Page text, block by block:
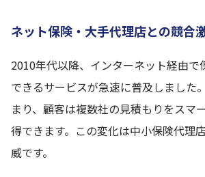
ネット保険・大手代理店との競合
2010年代以降、インターネット経由で
できるサービスが急速に普及しました
まり、顧客は複数社の見積もりをスマ
得できます。この変化は中小保険代理
威です。